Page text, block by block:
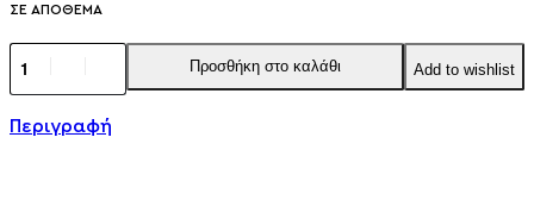
ΣΕ ΑΠΌΘΕΜΑ
Προσθήκη στο καλάθι Add to wishlist
Περιγραφή